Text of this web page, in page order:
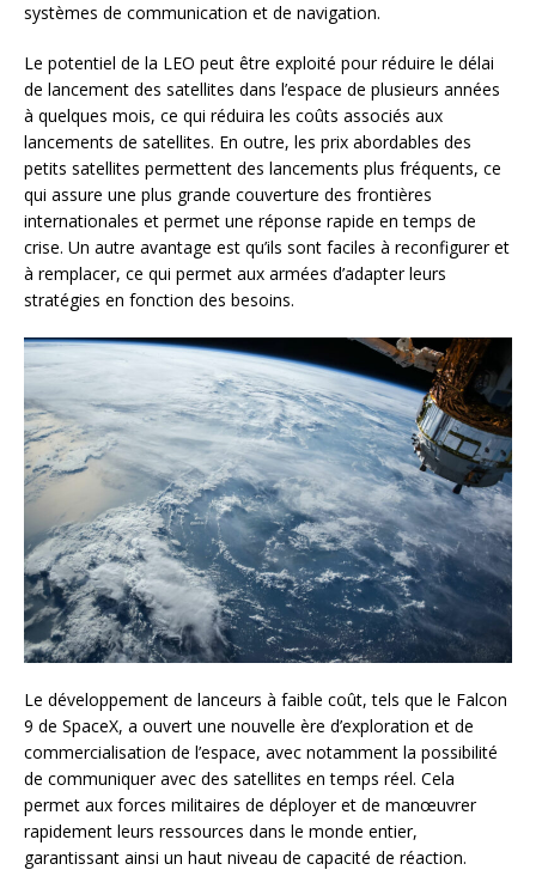
systèmes de communication et de navigation.
Le potentiel de la LEO peut être exploité pour réduire le délai
de lancement des satellites dans l’espace de plusieurs années
à quelques mois, ce qui réduira les coûts associés aux
lancements de satellites. En outre, les prix abordables des
petits satellites permettent des lancements plus fréquents, ce
qui assure une plus grande couverture des frontières
internationales et permet une réponse rapide en temps de
crise. Un autre avantage est qu’ils sont faciles à reconfigurer et
à remplacer, ce qui permet aux armées d’adapter leurs
stratégies en fonction des besoins.
Le développement de lanceurs à faible coût, tels que le Falcon
9 de SpaceX, a ouvert une nouvelle ère d’exploration et de
commercialisation de l’espace, avec notamment la possibilité
de communiquer avec des satellites en temps réel. Cela
permet aux forces militaires de déployer et de manœuvrer
rapidement leurs ressources dans le monde entier,
garantissant ainsi un haut niveau de capacité de réaction.